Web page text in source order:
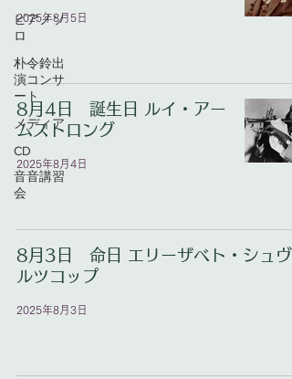
ピアノソ
ロ
朴令鈴出
演コンサ
ート
メディア
CD
音音講習
会
2025年8月5日
8月4日 誕生日 ルイ・アー
ムストロング
2025年8月4日
8月3日 命日 エリーザベト・シュヴ
ルツコップ
2025年8月3日